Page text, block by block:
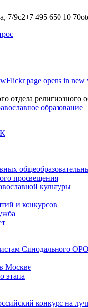
7/9с2+7 495 650 10 70
Flickr page opens in new
отдела религиозного
просвещения
культуры
и конкурсов
Синодального
Москве
этапа
конкурс на